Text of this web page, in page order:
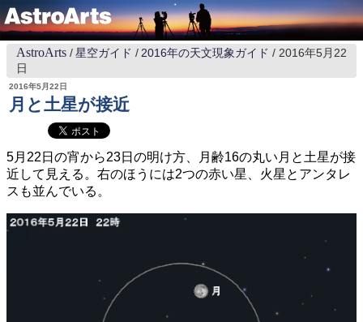
AstroArts 星空ガイド 2016年の天文現象ガイド
2016年5月22
日
2016年5月22日
月と土星が接近
5月22日の宵から23日の明け方、月齢16の丸い月と土星が接
近して見える。右のほうには2つの赤い星、火星とアンタレ
スも並んでいる。